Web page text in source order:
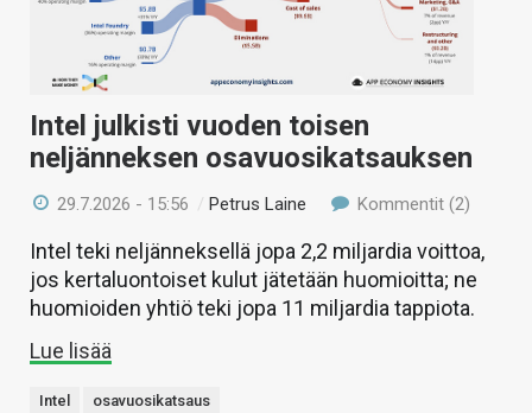
Intel julkisti vuoden toisen
neljänneksen osavuosikatsauksen
29.7.2026 - 15:56 / Petrus Laine Kommentit (2)
Intel teki neljänneksellä jopa 2,2 miljardia voittoa,
jos kertaluontoiset kulut jätetään huomioitta; ne
huomioiden yhtiö teki jopa 11 miljardia tappiota.
Lue lisää
Intel osavuosikatsaus